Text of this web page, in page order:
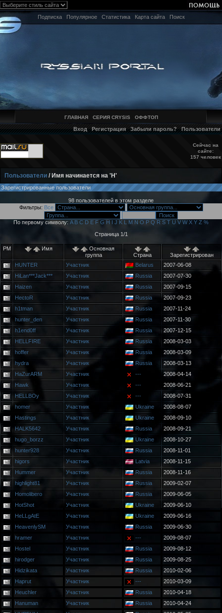
Подписка Популярное Статистика Карта сайта Поиск
ГЛАВНАЯ СЕРИЯ CRYSIS ОФФТОП
Вход Регистрация Забыли пароль? Пользователи
Сейчас на
сайте:
157 человек
Пользователи / Имя начинается на 'H'
Зарегистрированные пользователи
98 пользователей в этом разделе
Фильтры: Все
По первому символу: A B C D E F G H I J K L M N O P Q R S T U V W X Y Z %
Страница 1/1
PM Имя
Основная
группа
Страна
Зарегистрирован
HUNTER
Участник Belarus
2007-06-08
HiLan***Jack***
Участник Russia
2007-07-30
Haizen
Участник Russia
2007-09-15
HectoR
Участник Russia
2007-09-23
h1tman
Участник Russia
2007-11-24
hunter_den
Участник Russia
2007-11-30
h1end0ff
Участник Russia
2007-12-15
HELLFIRE
Участник Russia
2008-03-03
hoffer
Участник Russia
2008-03-09
hydra
Участник Russia
2008-03-13
HaZurARM
Участник ---
2008-04-14
Hawk
Участник ---
2008-06-21
HELLBOy
Участник ---
2008-07-31
homer
Участник Ukraine
2008-08-07
Hastings
Участник Ukraine
2008-09-10
HALK5642
Участник Russia
2008-09-21
hugo_borzz
Участник Ukraine
2008-10-27
hunter928
Участник Russia
2008-11-01
higors
Участник Latvia
2008-11-15
Hummer
Участник Russia
2008-11-16
highlight81
Участник Russia
2009-02-07
Homolibero
Участник Russia
2009-06-05
HotShot
Участник Ukraine
2009-06-10
HeLLgAtE
Участник Ukraine
2009-06-16
HeavenlySM
Участник Russia
2009-06-30
hramer
Участник ---
2009-08-07
Hostel
Участник Russia
2009-08-12
hirodger
Участник Russia
2009-08-25
Hidzikata
Участник Russia
2010-02-06
Haprut
Участник ---
2010-03-09
Heuchler
Участник Russia
2010-04-18
Hanuman
Участник Russia
2010-04-24